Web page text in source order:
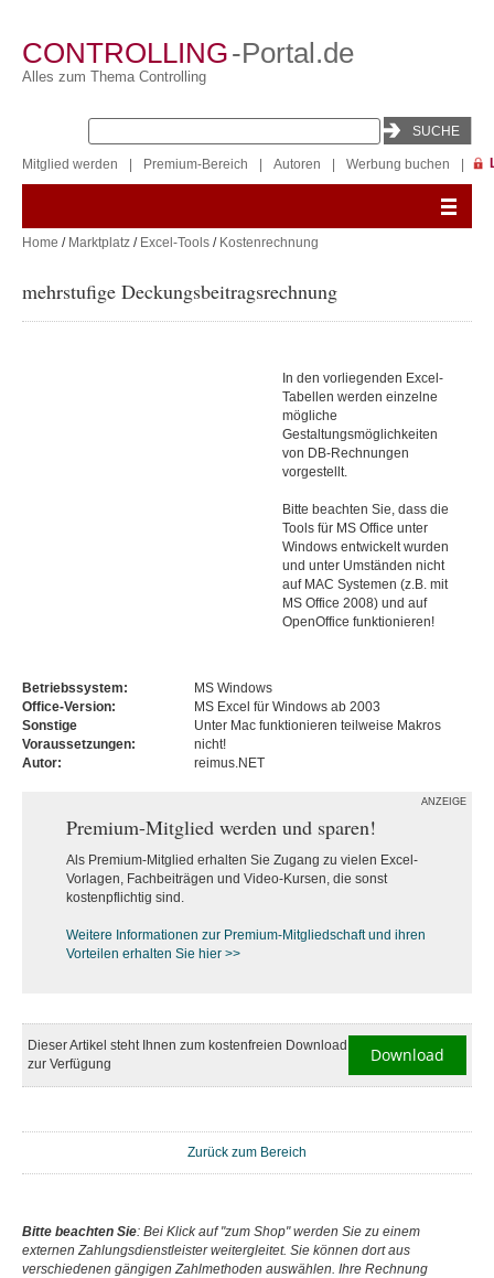
CONTROLLING-Portal.de
Alles zum Thema Controlling
Mitglied werden Premium-Bereich Autoren Werbung buchen
Home / Marktplatz / Excel-Tools / Kostenrechnung
mehrstufige Deckungsbeitragsrechnung
In den vorliegenden Excel-
Tabellen werden einzelne
mögliche
Gestaltungsmöglichkeiten
von DB-Rechnungen
vorgestellt.
Bitte beachten Sie, dass die
Tools für MS Office unter
Windows entwickelt wurden
und unter Umständen nicht
auf MAC Systemen (z.B. mit
MS Office 2008) und auf
OpenOffice funktionieren!
Betriebssystem:
MS Windows
Office-Version:
MS Excel für Windows ab 2003
Sonstige
Voraussetzungen:
Unter Mac funktionieren teilweise Makros
nicht!
Autor:
reimus.NET
ANZEIGE
Premium-Mitglied werden und sparen!
Als Premium-Mitglied erhalten Sie Zugang zu vielen Excel-
Vorlagen, Fachbeiträgen und Video-Kursen, die sonst
kostenpflichtig sind.
Weitere Informationen zur Premium-Mitgliedschaft und ihren
Vorteilen erhalten Sie hier >>
Dieser Artikel steht Ihnen zum kostenfreien Download
zur Verfügung
Download
Zurück zum Bereich
Bitte beachten Sie: Bei Klick auf "zum Shop" werden Sie zu einem
externen Zahlungsdienstleister weitergleitet. Sie können dort aus
verschiedenen gängigen Zahlmethoden auswählen. Ihre Rechnung